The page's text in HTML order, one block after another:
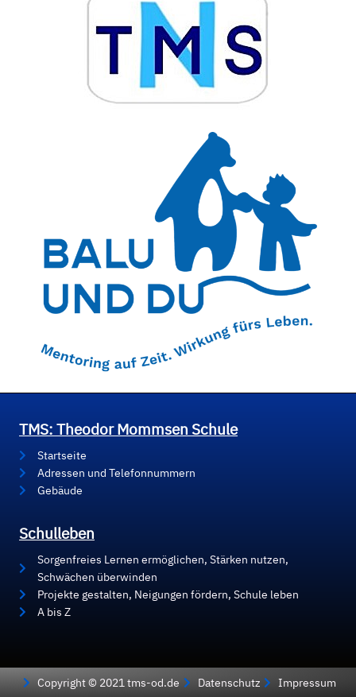
TMS: Theodor Mommsen Schule
Startseite
Adressen und Telefonnummern
Gebäude
Schulleben
Sorgenfreies Lernen ermöglichen, Stärken nutzen,
Schwächen überwinden
Projekte gestalten, Neigungen fördern, Schule leben
A bis Z
Copyright © 2021 tms-od.de Datenschutz Impressum